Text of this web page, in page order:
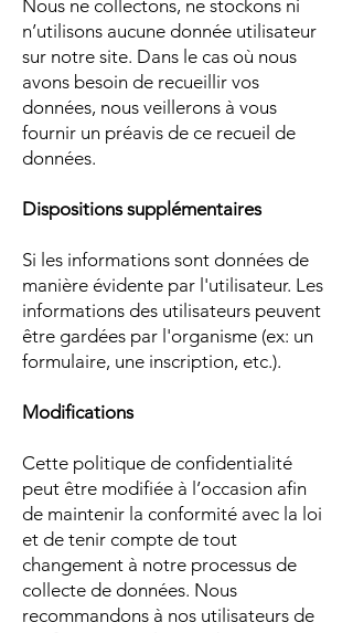
Nous ne collectons, ne stockons ni
n’utilisons aucune donnée utilisateur
sur notre site. Dans le cas où nous
avons besoin de recueillir vos
données, nous veillerons à vous
fournir un préavis de ce recueil de
données.
Dispositions supplémentaires
Si les informations sont données de
manière évidente par l'utilisateur. Les
informations des utilisateurs peuvent
être gardées par l'organisme (ex: un
formulaire, une inscription, etc.).
Modifications
Cette politique de confidentialité
peut être modifiée à l’occasion afin
de maintenir la conformité avec la loi
et de tenir compte de tout
changement à notre processus de
collecte de données. Nous
recommandons à nos utilisateurs de